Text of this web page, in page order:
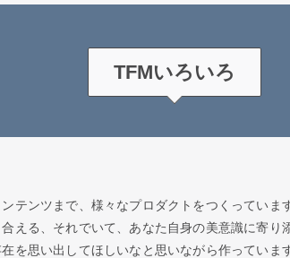
TFMいろいろ
テンツまで、様々なプロダクトをつくっています
える、それでいて、あなた自身の美意識に寄
を思い出してほしいなと思いながら作っています